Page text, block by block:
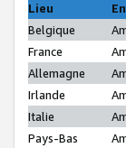
Lieu
Belgique
France
Allemagne
Irlande
Italie
Pays-Bas